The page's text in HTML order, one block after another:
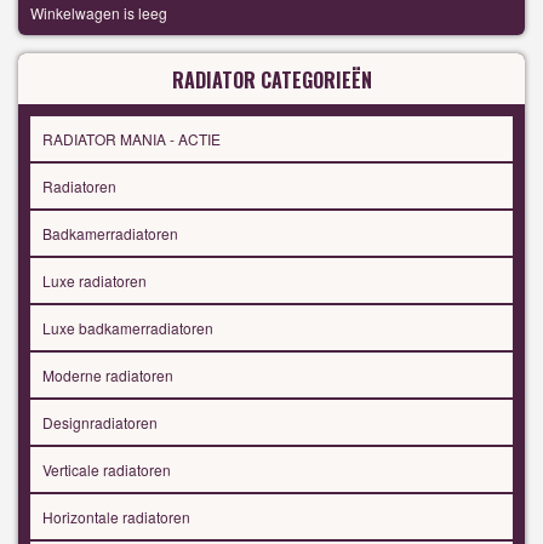
Winkelwagen is leeg
RADIATOR CATEGORIEËN
RADIATOR MANIA - ACTIE
Radiatoren
Badkamerradiatoren
Luxe radiatoren
Luxe badkamerradiatoren
Moderne radiatoren
Designradiatoren
Verticale radiatoren
Horizontale radiatoren